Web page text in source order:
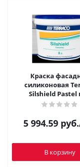
Краска
силиконовая
Silshield Pastel
колеровку 8 л
5 994.59 руб.
В корзину